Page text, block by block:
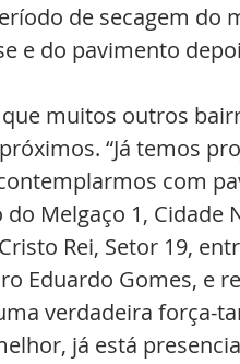
de secagem do
e do pavimento
que muitos outros
“Já temos
com
do Melgaço 1, Cidade
Rei, Setor 19,
Eduardo Gomes, e
verdadeira força-
já está